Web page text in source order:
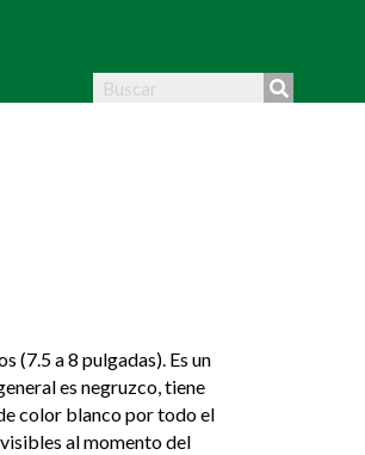
(7.5 a 8 pulgadas). Es un
es negruzco, tiene
color blanco por todo el
al momento del